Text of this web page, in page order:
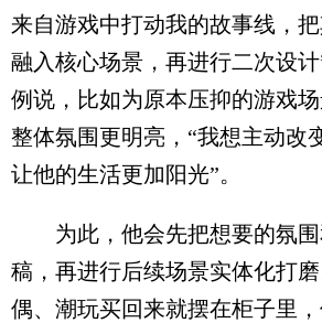
来自游戏中打动我的故事线，
融入核心场景，再进行二次设
例说，比如为原本压抑的游戏
整体氛围更明亮，“我想主动改
让他的生活更加阳光”。
为此，他会先把想要的氛围
稿，再进行后续场景实体化打
偶、潮玩买回来就摆在柜子里